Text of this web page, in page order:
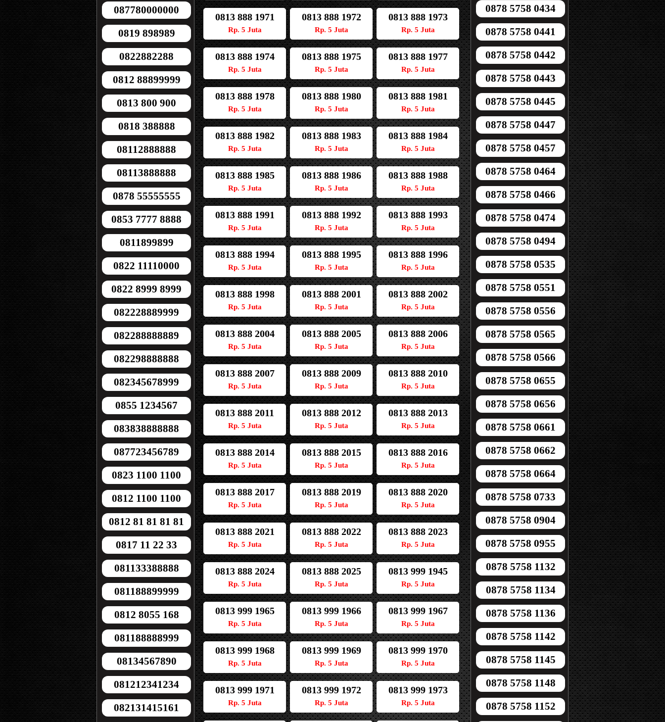
087780000000
0819 898989
0822882288
0812 88899999
0813 800 900
0818 388888
08112888888
08113888888
0878 55555555
0853 7777 8888
0811899899
0822 11110000
0822 8999 8999
082228889999
082288888889
082298888888
082345678999
0855 1234567
083838888888
087723456789
0823 1100 1100
0812 1100 1100
0812 81 81 81 81
0817 11 22 33
081133388888
081188899999
0812 8055 168
081188888999
08134567890
081212341234
082131415161
0813 888 1971
Rp. 5 Juta
0813 888 1972
Rp. 5 Juta
0813 888 1973
Rp. 5 Juta
0813 888 1974
Rp. 5 Juta
0813 888 1975
Rp. 5 Juta
0813 888 1977
Rp. 5 Juta
0813 888 1978
Rp. 5 Juta
0813 888 1980
Rp. 5 Juta
0813 888 1981
Rp. 5 Juta
0813 888 1982
Rp. 5 Juta
0813 888 1983
Rp. 5 Juta
0813 888 1984
Rp. 5 Juta
0813 888 1985
Rp. 5 Juta
0813 888 1986
Rp. 5 Juta
0813 888 1988
Rp. 5 Juta
0813 888 1991
Rp. 5 Juta
0813 888 1992
Rp. 5 Juta
0813 888 1993
Rp. 5 Juta
0813 888 1994
Rp. 5 Juta
0813 888 1995
Rp. 5 Juta
0813 888 1996
Rp. 5 Juta
0813 888 1998
Rp. 5 Juta
0813 888 2001
Rp. 5 Juta
0813 888 2002
Rp. 5 Juta
0813 888 2004
Rp. 5 Juta
0813 888 2005
Rp. 5 Juta
0813 888 2006
Rp. 5 Juta
0813 888 2007
Rp. 5 Juta
0813 888 2009
Rp. 5 Juta
0813 888 2010
Rp. 5 Juta
0813 888 2011
Rp. 5 Juta
0813 888 2012
Rp. 5 Juta
0813 888 2013
Rp. 5 Juta
0813 888 2014
Rp. 5 Juta
0813 888 2015
Rp. 5 Juta
0813 888 2016
Rp. 5 Juta
0813 888 2017
Rp. 5 Juta
0813 888 2019
Rp. 5 Juta
0813 888 2020
Rp. 5 Juta
0813 888 2021
Rp. 5 Juta
0813 888 2022
Rp. 5 Juta
0813 888 2023
Rp. 5 Juta
0813 888 2024
Rp. 5 Juta
0813 888 2025
Rp. 5 Juta
0813 999 1945
Rp. 5 Juta
0813 999 1965
Rp. 5 Juta
0813 999 1966
Rp. 5 Juta
0813 999 1967
Rp. 5 Juta
0813 999 1968
Rp. 5 Juta
0813 999 1969
Rp. 5 Juta
0813 999 1970
Rp. 5 Juta
0813 999 1971
Rp. 5 Juta
0813 999 1972
Rp. 5 Juta
0813 999 1973
Rp. 5 Juta
0878 5758 0434
0878 5758 0441
0878 5758 0442
0878 5758 0443
0878 5758 0445
0878 5758 0447
0878 5758 0457
0878 5758 0464
0878 5758 0466
0878 5758 0474
0878 5758 0494
0878 5758 0535
0878 5758 0551
0878 5758 0556
0878 5758 0565
0878 5758 0566
0878 5758 0655
0878 5758 0656
0878 5758 0661
0878 5758 0662
0878 5758 0664
0878 5758 0733
0878 5758 0904
0878 5758 0955
0878 5758 1132
0878 5758 1134
0878 5758 1136
0878 5758 1142
0878 5758 1145
0878 5758 1148
0878 5758 1152